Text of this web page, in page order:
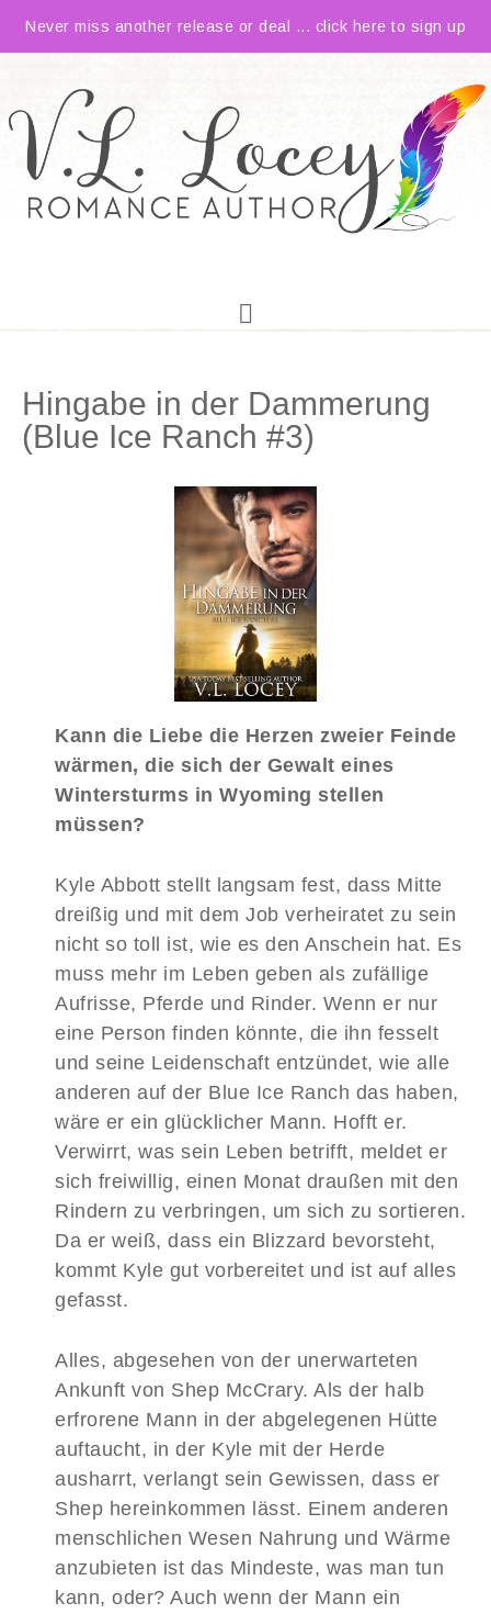
Never miss another release or deal ... click here to sign up
Hingabe in der Dammerung
(Blue Ice Ranch #3)
Kann die Liebe die Herzen zweier Feinde
wärmen, die sich der Gewalt eines
Wintersturms in Wyoming stellen
müssen?
Kyle Abbott stellt langsam fest, dass Mitte
dreißig und mit dem Job verheiratet zu sein
nicht so toll ist, wie es den Anschein hat. Es
muss mehr im Leben geben als zufällige
Aufrisse, Pferde und Rinder. Wenn er nur
eine Person finden könnte, die ihn fesselt
und seine Leidenschaft entzündet, wie alle
anderen auf der Blue Ice Ranch das haben,
wäre er ein glücklicher Mann. Hofft er.
Verwirrt, was sein Leben betrifft, meldet er
sich freiwillig, einen Monat draußen mit den
Rindern zu verbringen, um sich zu sortieren.
Da er weiß, dass ein Blizzard bevorsteht,
kommt Kyle gut vorbereitet und ist auf alles
gefasst.
Alles, abgesehen von der unerwarteten
Ankunft von Shep McCrary. Als der halb
erfrorene Mann in der abgelegenen Hütte
auftaucht, in der Kyle mit der Herde
ausharrt, verlangt sein Gewissen, dass er
Shep hereinkommen lässt. Einem anderen
menschlichen Wesen Nahrung und Wärme
anzubieten ist das Mindeste, was man tun
kann, oder? Auch wenn der Mann ein